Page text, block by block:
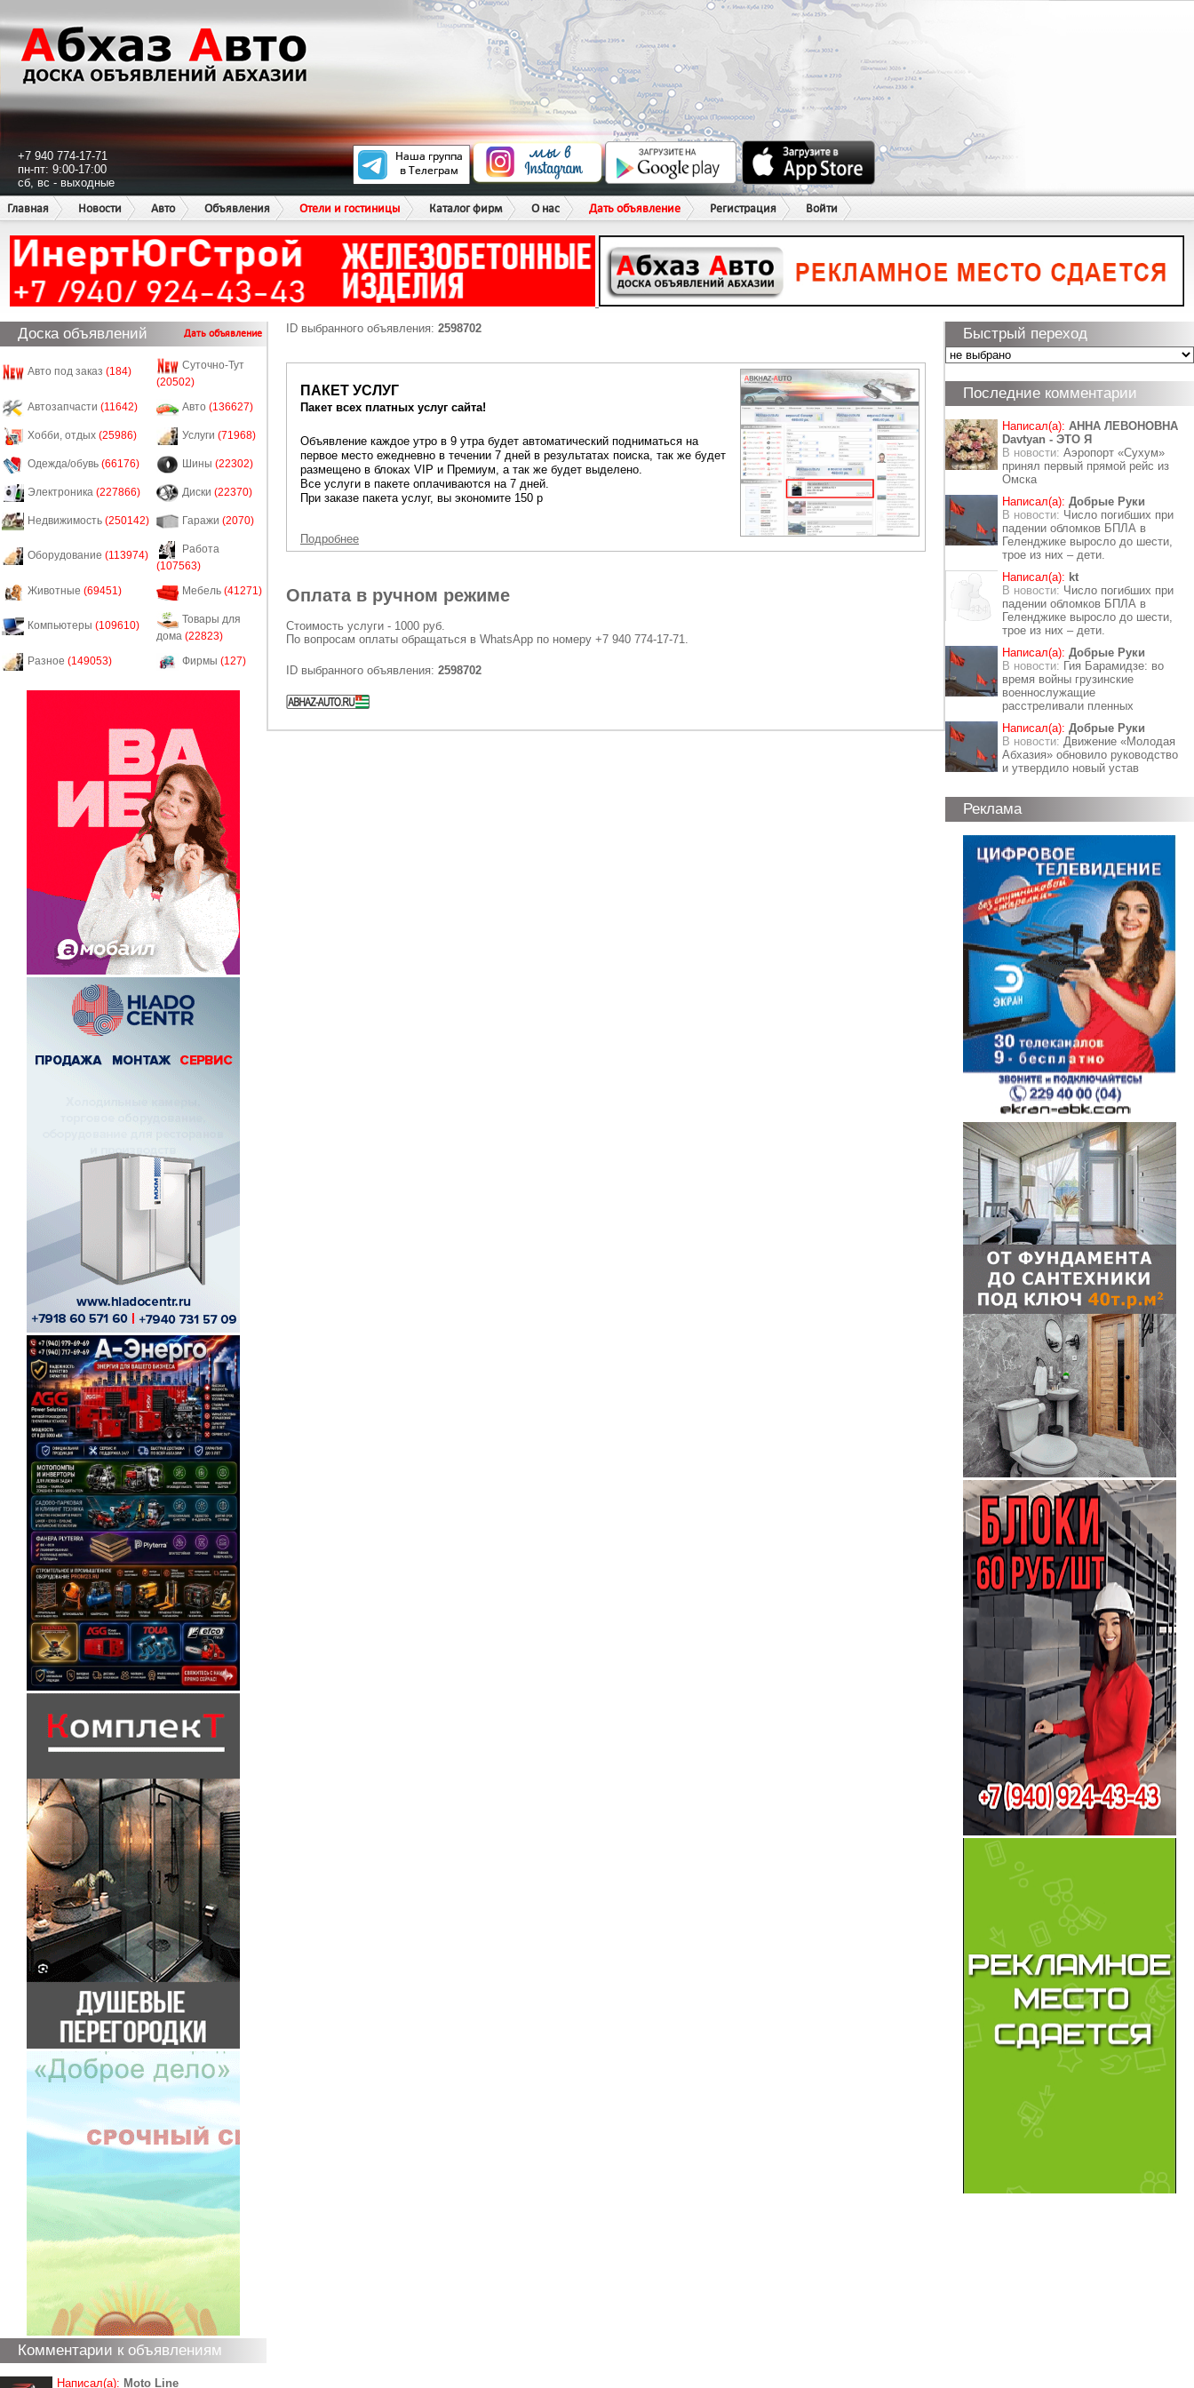
+7 940 774-17-71
пн-пт: 9:00-17:00
сб, вс - выходные
Главная
Новости Авто Объявления Отели и гостиницы Каталог фирм О нас Дать объявление Регистрация Войти
Доска объявлений Дать объявление
Авто под заказ (184)
Суточно-Тут
(20502)
Автозапчасти (11642) Авто (136627)
Хобби, отдых (25986) Услуги (71968)
Одежда/обувь (66176) Шины (22302)
Электроника (227866) Диски (22370)
Недвижимость (250142) Гаражи (2070)
Оборудование (113974)
Работа
(107563)
Животные (69451) Мебель (41271)
Компьютеры (109610)
Товары для
дома (22823)
Разное (149053) Фирмы (127)
Комментарии к объявлениям
Написал(а): Moto Line
ID выбранного объявления: 2598702
ПАКЕТ УСЛУГ
Пакет всех платных услуг сайта!
Объявление каждое утро в 9 утра будет автоматический подниматься на
первое место ежедневно в течении 7 дней в результатах поиска, так же будет
размещено в блоках VIP и Премиум, а так же будет выделено.
Все услуги в пакете оплачиваются на 7 дней.
При заказе пакета услуг, вы экономите 150 р
Подробнее
Оплата в ручном режиме
Стоимость услуги - 1000 руб.
По вопросам оплаты обращаться в WhatsApp по номеру +7 940 774-17-71.
ID выбранного объявления: 2598702
Быстрый переход
Последние комментарии
Написал(а): АННА ЛЕВОНОВНА
Davtyan - ЭТО Я
В новости: Аэропорт «Сухум»
принял первый прямой рейс из
Омска
Написал(а): Добрые Руки
В новости: Число погибших при
падении обломков БПЛА в
Геленджике выросло до шести,
трое из них – дети.
Написал(а): kt
В новости: Число погибших при
падении обломков БПЛА в
Геленджике выросло до шести,
трое из них – дети.
Написал(а): Добрые Руки
В новости: Гия Барамидзе: во
время войны грузинские
военнослужащие
расстреливали пленных
Написал(а): Добрые Руки
В новости: Движение «Молодая
Абхазия» обновило руководство
и утвердило новый устав
Реклама